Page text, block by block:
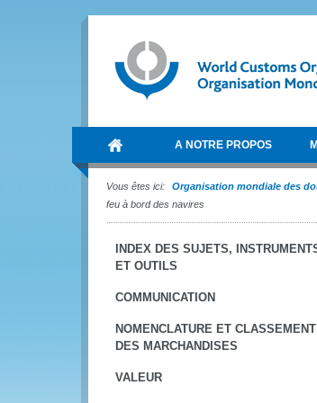
A NOTRE PROPOS
Vous êtes ici: Organisation mondiale des
feu à bord des navires
INDEX DES SUJETS,
ET OUTILS
COMMUNICATION
NOMENCLATURE ET CLASSEMENT
DES MARCHANDISES
VALEUR